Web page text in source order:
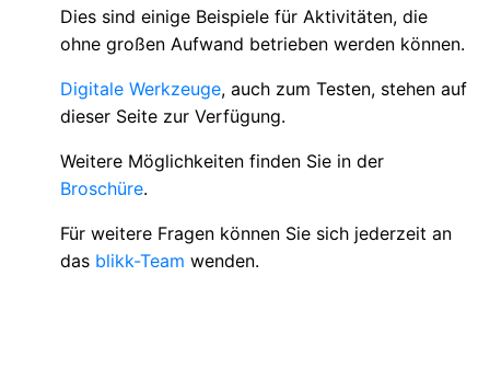
Dies sind einige Beispiele für Aktivitäten, die
ohne großen Aufwand betrieben werden können.
Digitale Werkzeuge, auch zum Testen, stehen auf
dieser Seite zur Verfügung.
Weitere Möglichkeiten finden Sie in der
Broschüre.
Für weitere Fragen können Sie sich jederzeit an
das blikk-Team wenden.